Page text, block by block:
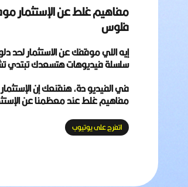
مفاهيم غلط عن الإستثمار
فلوس
إيه اللي موقفك عن الاستثمار لحد
سلسلة فيديوهات هتسعدك تبتدي
في الفيديو دة, هنقنعك إن
مفاهيم غلط عند معظمنا عن
اتفرج على يوتيوب